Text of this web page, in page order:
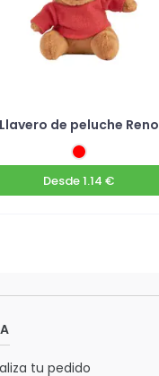
Llavero de peluche Reno
Desde1.14 €
tu pedido